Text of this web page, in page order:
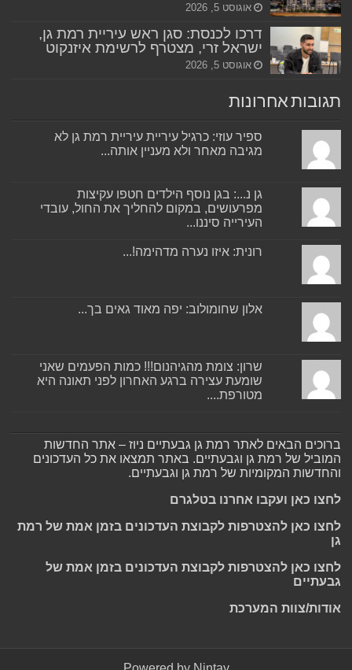
אוגוסט 5, 2026
דרכו לכנסת: סגן ראש עיריית רמת גן,
ישראל זרי, מצטרף לרשימת איזנקוט
אוגוסט 5, 2026
תגובות אחרונות
ספיר עוזי: כרגיל עיריית עיריית רמת גן לא
מגיבה מאחר ולא מעניין אותה...
גן נ...: בגן נוסף הילדים חטפו עקיצות
מפרעושים, במקום להחליך את החול, עובדי
העירייה סיננו...
רונית: איזו נערה מדהימה!...
אלון שחומולוב: יפה מאוד גאים בך...
שרון: צומת מהגיהנום!!! כמות הפעמים שאני
שומעת עצירה ברגע האחרון לפני תאונה היא
מטורפת....
ברוכים הבאים לאתר רמת גן גבעתיים ניוז – אתר החדשות
המוביל של רמת גן וגבעתיים. באתר תמצאו את כל העדכונים
והחדשות המקומיות של רמת גן וגבעתיים.
לחצו כאן ועקבו אחרנו בטלגרם
לחצו כאן להצטרפות לקבוצת העדכונים בזמן אמת של רמת
גן
לחצו כאן להצטרפות לקבוצת העדכונים בזמן אמת של
גבעתיים
אודות/צוות המערכת